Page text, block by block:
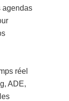
agendas
réel
ADE,